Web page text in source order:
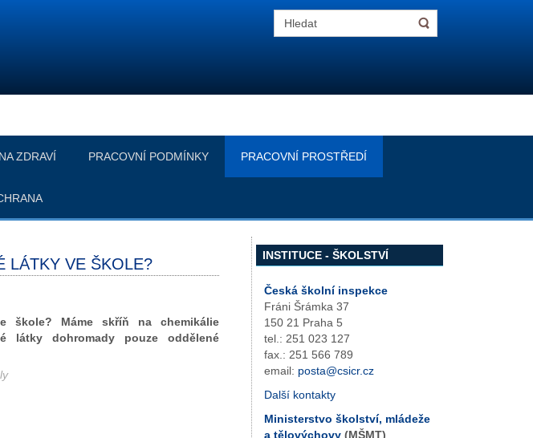
ZDRAVÍ PRACOVNÍ PODMÍNKY PRACOVNÍ PROSTŘEDÍ
LÁTKY VE ŠKOLE?
škole? Máme skříň na chemikálie
látky dohromady pouze oddělené
INSTITUCE - ŠKOLSTVÍ
Česká školní inspekce
Fráni Šrámka 37
150 21 Praha 5
tel.: 251 023 127
fax.: 251 566 789
email: posta@csicr.cz
Další kontakty
Ministerstvo školství, mládeže
a tělovýchovy(MŠMT)